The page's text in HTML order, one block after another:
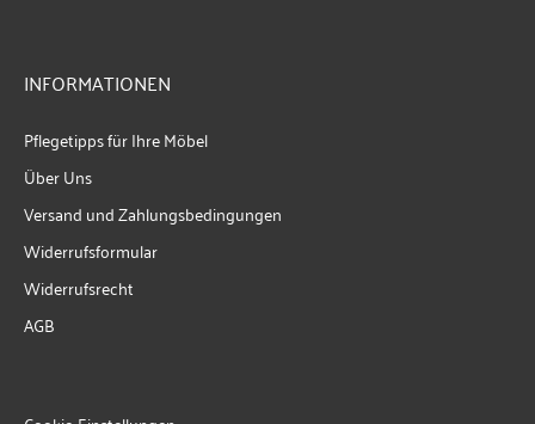
INFORMATIONEN
Pflegetipps für Ihre Möbel
Über Uns
Versand und Zahlungsbedingungen
Widerrufsformular
Widerrufsrecht
AGB